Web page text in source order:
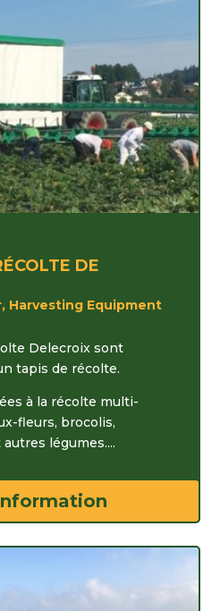
DE
Harvesting Equipment
Delecroix sont
tapis de récolte.
à la récolte multi-
fleurs, brocolis,
légumes....